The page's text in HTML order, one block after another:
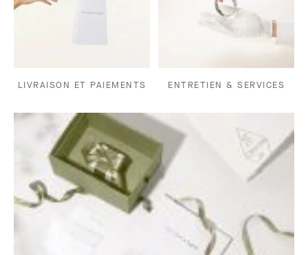
LIVRAISON ET PAIEMENTS ENTRETIEN & SERVICES